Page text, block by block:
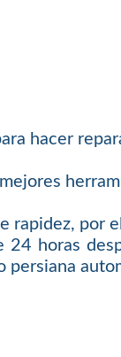
hacer
rapidez, por
24 horas
persiana